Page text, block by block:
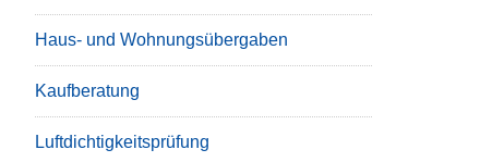
Haus- und Wohnungsübergaben
Kaufberatung
Luftdichtigkeitsprüfung